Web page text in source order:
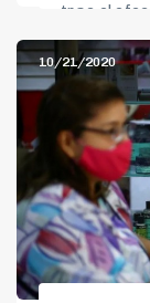
tras el
10/21/2020